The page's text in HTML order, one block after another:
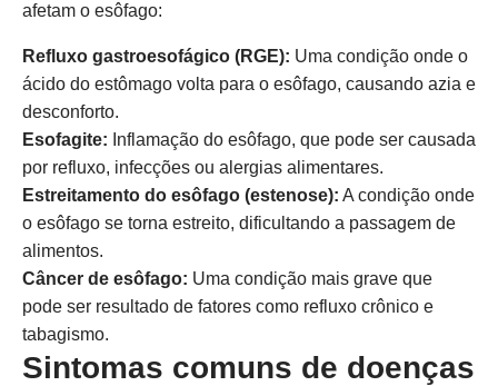
afetam o esôfago:
Refluxo gastroesofágico (RGE): Uma condição onde o
ácido do estômago volta para o esôfago, causando azia e
desconforto.
Esofagite: Inflamação do esôfago, que pode ser causada
por refluxo, infecções ou alergias alimentares.
Estreitamento do esôfago (estenose): A condição onde
o esôfago se torna estreito, dificultando a passagem de
alimentos.
Câncer de esôfago: Uma condição mais grave que
pode ser resultado de fatores como refluxo crônico e
tabagismo.
Sintomas comuns de doenças